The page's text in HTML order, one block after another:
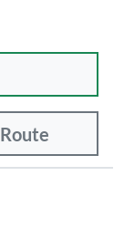
Route